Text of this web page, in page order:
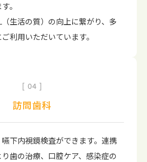
。
生活の質）の向上に繋がり、多
利用いただいています。
04
訪問歯科
下内視鏡検査ができます。連携
歯の治療、口腔ケア、感染症の